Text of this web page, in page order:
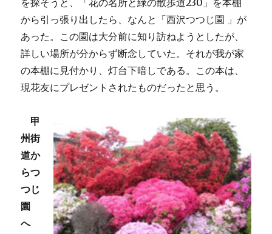
を探そうと、「花の名所と緑の散歩道230」を本棚
から引っ張り出したら、なんと「西沢つつじ園 」が
あった。この園は大分前に知り訪ねようとしたが、
詳しい場所が分からず断念していた。それが我が家
の本棚に見付かり、灯台下暗しである。この本は、
現花友にプレゼントされたものだったと思う。
甲
州街
道か
らつ
つじ
園
へ